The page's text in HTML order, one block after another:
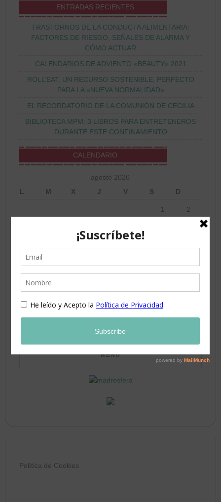
ENTRADAS RECIENTES
TRASTORNOS DE LA CONDUCTA ALIMENTARIA:
FACTORES DE RIESGO, SEÑALES DE ALARMA Y
CÓMO ACTUAR
CALENDARIOS DE ADVIENTO «BEAUTY» 2021
ROLL’EAT, UN RECURSO SOSTENIBLE, PERFECTO
PARA LA «NUEVA NORMALIDAD»
EL RECORDATORIO DE LA COMUNIÓN DE CECILIA
BIBLIOTECA MPM: 3 LIBROS PARA ENTRETENEROS
DURANTE ESTE CONFINAMIENTO
CALENDARIO
agosto 2026
L
M X J V S D
1 2
5
10 11 12 13 14 15 16
24 25 26 27 28 29 30
Política de Cookies